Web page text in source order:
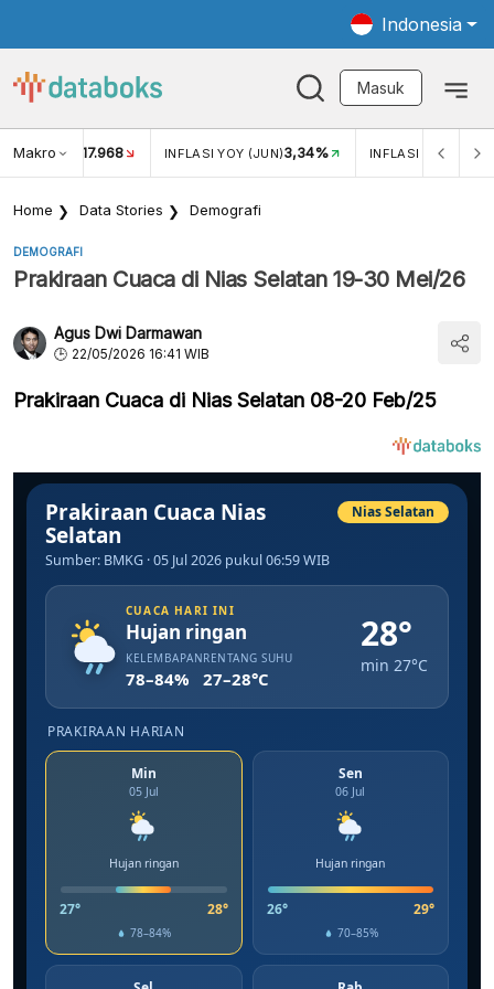
Indonesia
Masuk
Makro
USD/IDR 17.968 INFLASI YOY (JUN)3,34% INFLASI MOM
Home Data Stories Demografi
DEMOGRAFI
Prakiraan Cuaca di Nias Selatan 19-30 Mei/26
Agus Dwi Darmawan
22/05/2026 16:41 WIB
Prakiraan Cuaca di Nias Selatan 08-20 Feb/25